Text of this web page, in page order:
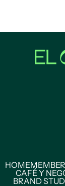
HOMEMEMBER
CAFÉ Y
BRAND